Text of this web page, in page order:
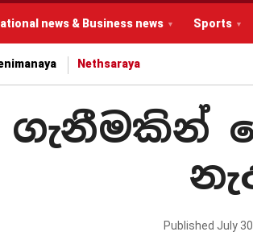
news & Business news Sports
Nethsaraya
ගැනීමකින්
Published July